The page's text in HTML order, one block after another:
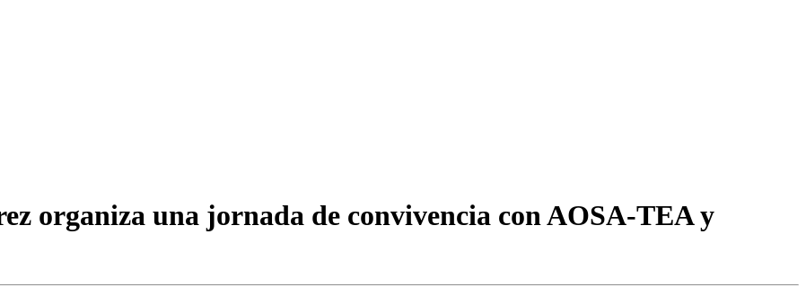
organiza una jornada de convivencia con AOSA-TEA y